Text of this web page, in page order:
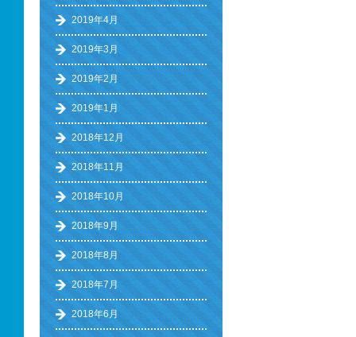
2019年4月
2019年3月
2019年2月
2019年1月
2018年12月
2018年11月
2018年10月
2018年9月
2018年8月
2018年7月
2018年6月